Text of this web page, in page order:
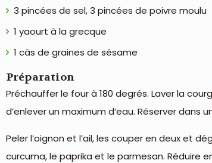
3 pincées de sel, 3 pincées de poivre moulu
1 yaourt à la grecque
1 càs de graines de sésame
Préparation
Préchauffer le four à 180 degrés. Laver la
d’enlever un maximum d’eau. Réserver dans
Peler l’oignon et l’ail, les couper en deux et
curcuma, le paprika et le parmesan. Réduire